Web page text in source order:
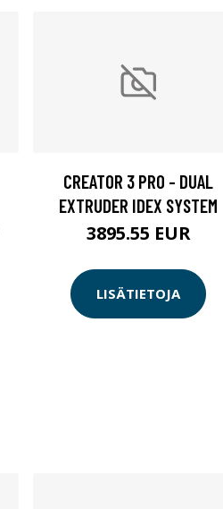
CREATOR 3 PRO - DUAL
EXTRUDER IDEX SYSTEM
3895.55 EUR
LISÄTIETOJA